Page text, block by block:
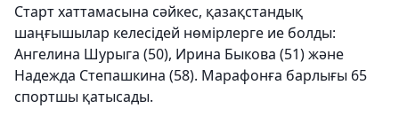
Старт хаттамасына сәйкес, қазақстандық
шаңғышылар келесідей нөмірлерге ие болды:
Ангелина Шурыга (50), Ирина Быкова (51) және
Надежда Степашкина (58). Марафонға барлығы 65
спортшы қатысады.